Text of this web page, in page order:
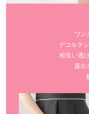
ワン
デコルテ
程良い透
露出